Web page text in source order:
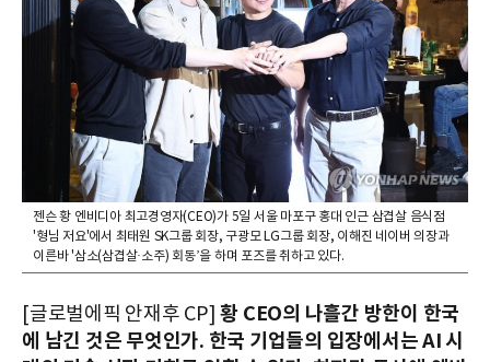
젠슨 황 엔비디아 최고경영자(CEO)가 5일 서울 마포구 홍대 인근 삼겹살 음식점
'형님 저요'에서 최태원 SK그룹 회장, 구광모 LG그룹 회장, 이해진 네이버 의장과
이른바 '삼소(삼겹살·소주) 회동’을 하며 포즈를 취하고 있다.
[글로벌에픽 안재후 CP]황 CEO의 나흘간 방한이 한국
에 남긴 것은 무엇인가. 한국 기업들의 입장에서는 AI 시